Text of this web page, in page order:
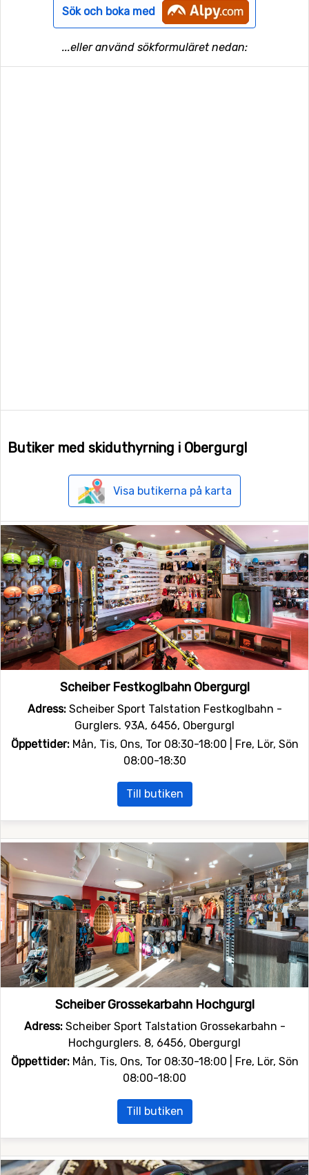
Sök och boka med
...eller använd sökformuläret nedan:
Butiker med skiduthyrning i Obergurgl
Visa butikerna på karta
Scheiber Festkoglbahn Obergurgl
Adress:Scheiber Sport Talstation Festkoglbahn -
Gurglers. 93A, 6456, Obergurgl
Öppettider:Mån, Tis, Ons, Tor 08:30-18:00 | Fre, Lör, Sön
08:00-18:30
Till butiken
Scheiber Grossekarbahn Hochgurgl
Adress:Scheiber Sport Talstation Grossekarbahn -
Hochgurglers. 8, 6456, Obergurgl
Öppettider:Mån, Tis, Ons, Tor 08:30-18:00 | Fre, Lör, Sön
08:00-18:00
Till butiken